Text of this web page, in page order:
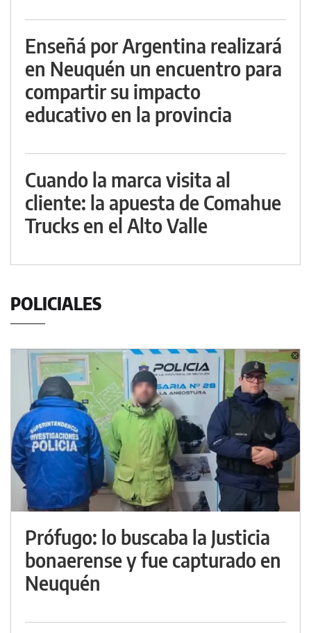
Enseñá por Argentina realizará
en Neuquén un encuentro para
compartir su impacto
educativo en la provincia
Cuando la marca visita al
cliente: la apuesta de Comahue
Trucks en el Alto Valle
POLICIALES
Prófugo: lo buscaba la Justicia
bonaerense y fue capturado en
Neuquén